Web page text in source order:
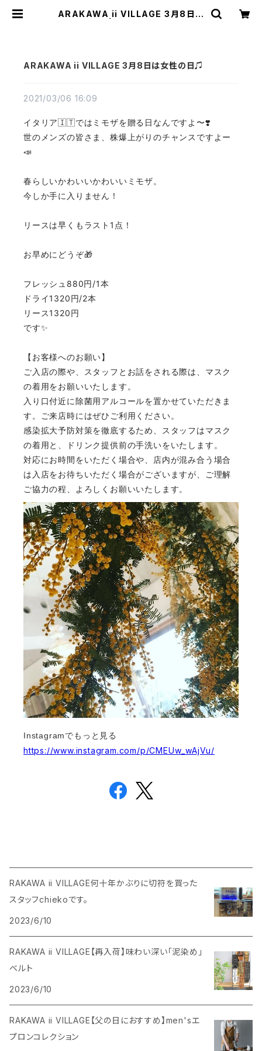
ARAKAWA ii VILLAGE 3月8日は
ARAKAWA ii VILLAGE 3月8日は女性の日♫
2021/03/06 16:09
イタリア🇮🇹ではミモザを贈る日なんですよ〜❣️
世のメンズの皆さま、株爆上がりのチャンスですよー
📣
春らしいかわいいかわいいミモザ。
今しか手に入りません！
リースは早くもラスト1点！
お早めにどうぞ🎁
フレッシュ880円/1本
ドライ1320円/2本
リース1320円
です✨
【お客様へのお願い】
ご入店の際や、スタッフとお話をされる際は、マスク
の着用をお願いいたします。
入り口付近に除菌用アルコールを置かせていただきま
す。ご来店時にはぜひご利用ください。
感染拡大予防対策を徹底するため、スタッフはマスク
の着用と、ドリンク提供前の手洗いをいたします。
対応にお時間をいただく場合や、店内が混み合う場合
は入店をお待ちいただく場合がございますが、ご理解
ご協力の程、よろしくお願いいたします。
Instagramでもっと見る
https://www.instagram.com/p/CMEUw_wAjVu/
RAKAWA ii VILLAGE何十年かぶりに切符を買った
スタッフchiekoです。
2023/6/10
RAKAWA ii VILLAGE【再入荷】味わい深い「泥染め」
ベルト
2023/6/10
RAKAWA ii VILLAGE【父の日におすすめ】men'sエ
プロンコレクション